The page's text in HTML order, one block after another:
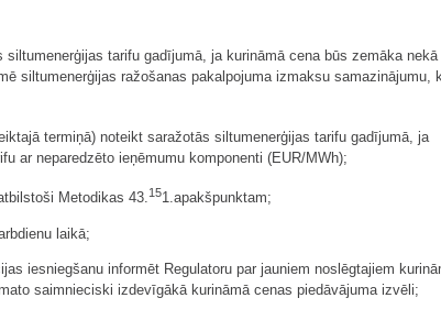
tarifu gadījumā, ja kurināmā cena būs zemāka nekā
siltumenerģijas ražošanas pakalpojuma izmaksu samazinājumu,
termiņā) noteikt saražotās siltumenerģijas tarifu gadījumā, ja
ar neparedzēto ieņēmumu komponenti (EUR/MWh);
Metodikas 43.151.apakšpunktam;
laikā;
iesniegšanu informēt Regulatoru par jauniem noslēgtajiem
saimnieciski izdevīgākā kurināmā cenas piedāvājuma izvēli;